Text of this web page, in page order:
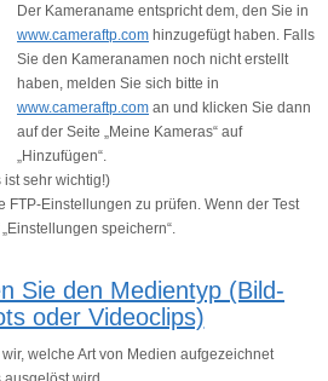
Der Kameraname entspricht dem, den Sie in
www.cameraftp.com hinzugefügt haben. Falls
Sie den Kameranamen noch nicht erstellt
haben, melden Sie sich bitte in
www.cameraftp.com an und klicken Sie dann
auf der Seite „Meine Kameras“ auf
„Hinzufügen“.
ist sehr wichtig!)
FTP-Einstellungen zu prüfen. Wenn der Test
speichern“.
Sie den Medientyp (Bild-
oder Videoclips)
welche Art von Medien aufgezeichnet